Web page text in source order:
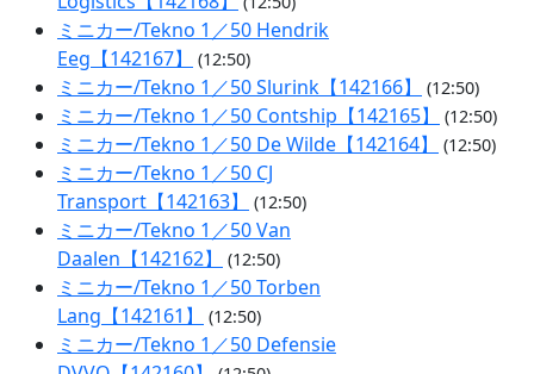
ミニカー/Tekno 1／50 Hendrik
Eeg【142167】
(12:50)
ミニカー/Tekno 1／50 Slurink【142166】 (12:50)
ミニカー/Tekno 1／50 Contship【142165】 (12:50)
ミニカー/Tekno 1／50 De Wilde【142164】 (12:50)
ミニカー/Tekno 1／50 CJ
Transport【142163】
(12:50)
ミニカー/Tekno 1／50 Van
Daalen【142162】
(12:50)
ミニカー/Tekno 1／50 Torben
Lang【142161】
(12:50)
ミニカー/Tekno 1／50 Defensie